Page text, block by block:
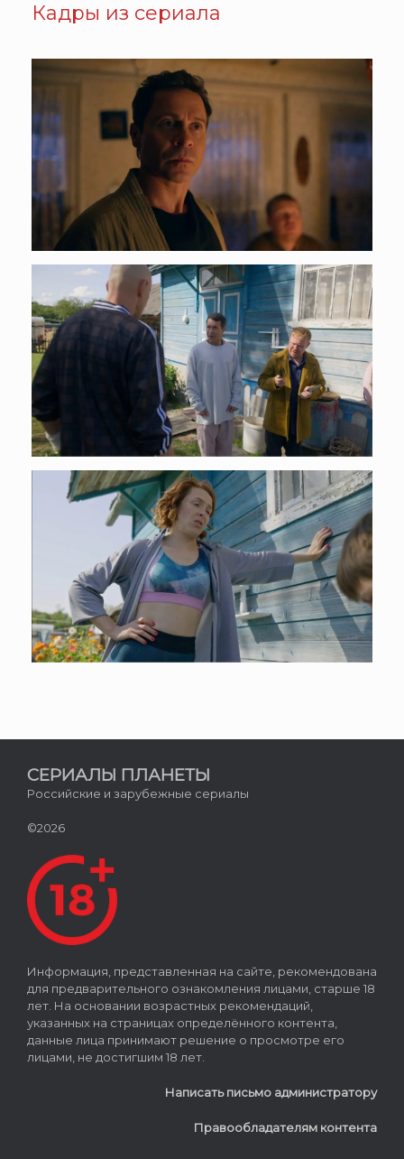
Кадры из сериала
СЕРИАЛЫ ПЛАНЕТЫ
Российские и зарубежные сериалы
©2026
Информация, представленная на сайте, рекомендована
для предварительного ознакомления лицами, старше 18
лет. На основании возрастных рекомендаций,
указанных на страницах определённого контента,
данные лица принимают решение о просмотре его
лицами, не достигшим 18 лет.
Написать письмо администратору
Правообладателям контента